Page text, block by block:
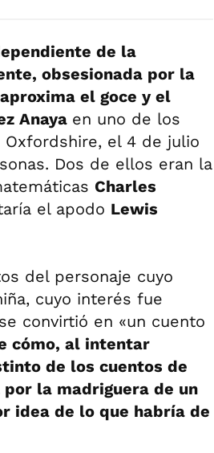
de la
obsesionada por la
el goce y el
Anaya en uno de los
el 4 de julio
Dos de ellos eran la
Charles
el apodo Lewis
del personaje cuyo
cuyo interés fue
convirtió en «un cuento
cómo, al intentar
de los cuentos de
la madriguera de un
idea de lo que habría de